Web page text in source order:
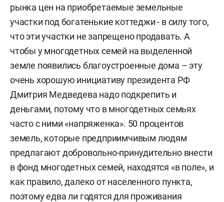
рынка цен на приобретаемые земельные
участки под богатенькие коттеджи - в силу того,
что эти участки не запрещено продавать. А
чтобы у многодетных семей на выделенной
земле появились благоустроенные дома – эту
очень хорошую инициативу президента РФ
Дмитрия Медведева надо подкрепить и
деньгами, потому что в многодетных семьях
часто с ними «напряженка». 50 процентов
земель, которые предприимчивым людям
предлагают добровольно-принудительно внести
в фонд многодетных семей, находятся «в поле», и
как правило, далеко от населенного пункта,
поэтому едва ли годятся для проживания